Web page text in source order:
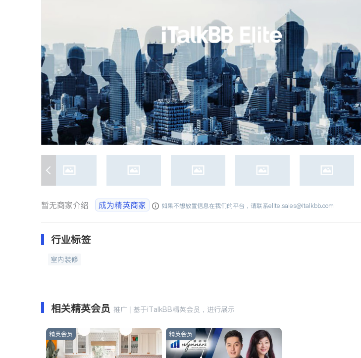
暂无商家介绍 成为精英商家 如果不想放置信息在我们的平台，请联系elite.sales@italkbb.com
行业标签
室内装修
相关精英会员 推广 | 基于iTalkBB精英会员，进行展示
精英会员 精英会员